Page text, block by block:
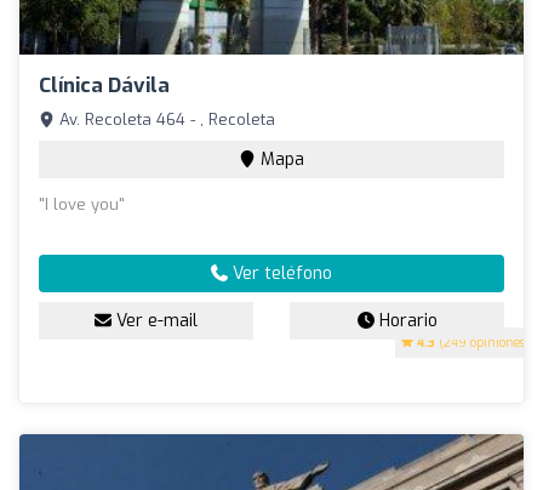
Clínica Dávila
4.3 (249 opiniones)
Av. Recoleta 464 - , Recoleta
Mapa
"I love you"
Ver teléfono
Ver e-mail Horario